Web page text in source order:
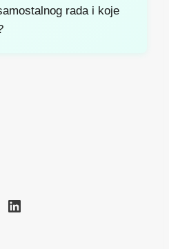
rada i koje
LinkedIn